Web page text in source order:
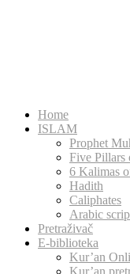
Home
ISLAM
Prophet
Five Pillars
6 Kalimas
Hadith
Caliphates
Arabic
Pretraživač
E-biblioteka
Kur’an
Kur’an